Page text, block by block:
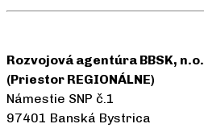
Rozvojová agentúra BBSK, n.o.
(Priestor REGIONÁLNE)
Námestie SNP č.1
97401 Banská Bystrica